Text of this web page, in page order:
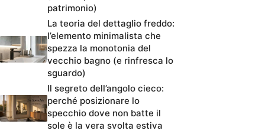
patrimonio)
La teoria del dettaglio freddo:
l’elemento minimalista che
spezza la monotonia del
vecchio bagno (e rinfresca lo
sguardo)
Il segreto dell’angolo cieco:
perché posizionare lo
specchio dove non batte il
sole è la vera svolta estiva